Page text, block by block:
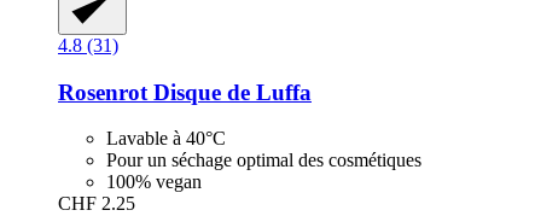
4.8 (31)
Rosenrot Disque de Luffa
Lavable à 40°C
Pour un séchage optimal des cosmétiques
100% vegan
CHF 2.25